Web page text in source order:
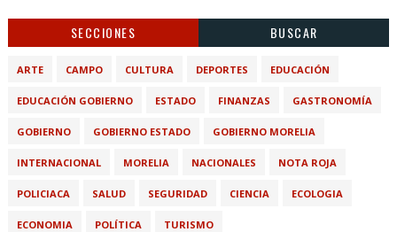
SECCIONES BUSCAR
ARTE CAMPO CULTURA DEPORTES EDUCACIÓN
EDUCACIÓN GOBIERNO ESTADO FINANZAS GASTRONOMÍA
GOBIERNO GOBIERNO ESTADO GOBIERNO MORELIA
INTERNACIONAL MORELIA NACIONALES NOTA ROJA
POLICIACA SALUD SEGURIDAD CIENCIA ECOLOGIA
ECONOMIA POLÍTICA TURISMO